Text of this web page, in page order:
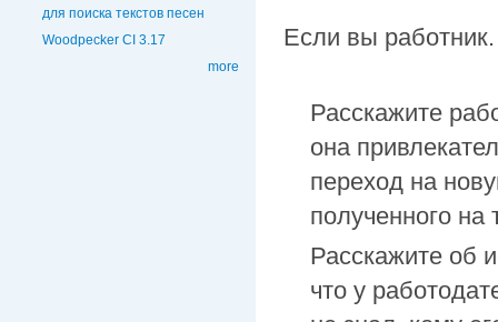
для поиска текстов песен
Woodpecker CI 3.17
more
Если вы работник.
Расскажите
она
переход на
полученного
Расскажите об
что у